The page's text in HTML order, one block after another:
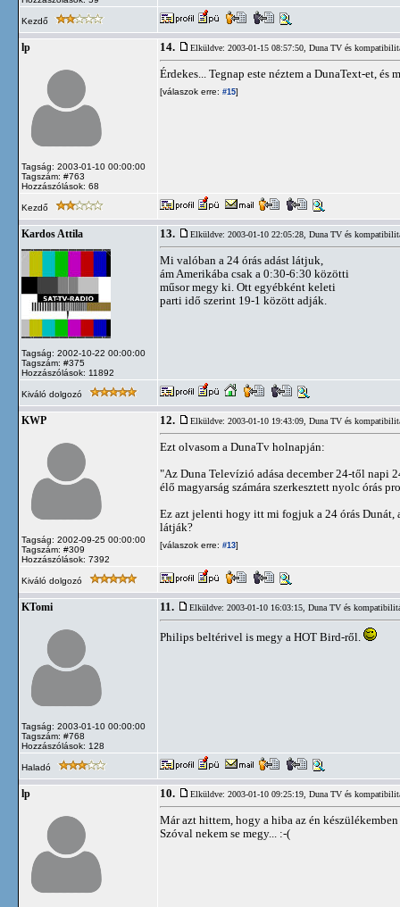
Kezdő
lp
Tagság: 2003-01-10 00:00:00
Tagszám: #763
Hozzászólások: 68
14. Elküldve: 2003-01-15 08:57:50, Duna TV és
Érdekes... Tegnap este néztem a DunaText-et,
[válaszok erre: #15]
Kezdő
Kardos Attila
Tagság: 2002-10-22 00:00:00
Tagszám: #375
Hozzászólások: 11892
13. Elküldve: 2003-01-10 22:05:28, Duna TV és
Mi valóban a 24 órás adást látjuk,
ám Amerikába csak a 0:30-6:30 közötti
műsor megy ki. Ott egyébként keleti
parti idő szerint 19-1 között adják.
Kiváló dolgozó
KWP
Tagság: 2002-09-25 00:00:00
Tagszám: #309
Hozzászólások: 7392
12. Elküldve: 2003-01-10 19:43:09, Duna TV és
Ezt olvasom a DunaTv holnapján:
"Az Duna Televízió adása december 24-től napi
élő magyarság számára szerkesztett nyolc órás
Ez azt jelenti hogy itt mi fogjuk a 24 órás Dunát,
látják?
[válaszok erre: #13]
Kiváló dolgozó
KTomi
Tagság: 2003-01-10 00:00:00
Tagszám: #768
Hozzászólások: 128
11. Elküldve: 2003-01-10 16:03:15, Duna TV és
Philips beltérivel is megy a HOT Bird-ről.
Haladó
lp 10. Elküldve: 2003-01-10 09:25:19, Duna TV és
Már azt hittem, hogy a hiba az én
Szóval nekem se megy... :-(